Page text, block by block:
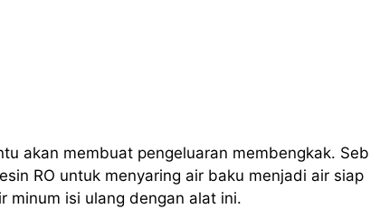
akan membuat pengeluaran membengkak.
RO untuk menyaring air baku menjadi air siap
minum isi ulang dengan alat ini.